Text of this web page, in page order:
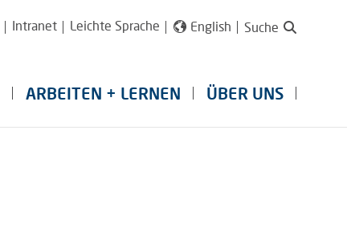
Intranet Leichte Sprache English Suche
ARBEITEN + LERNEN ÜBER UNS